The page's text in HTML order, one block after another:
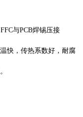
与PCB焊锡压接
快，传热系数好，耐腐